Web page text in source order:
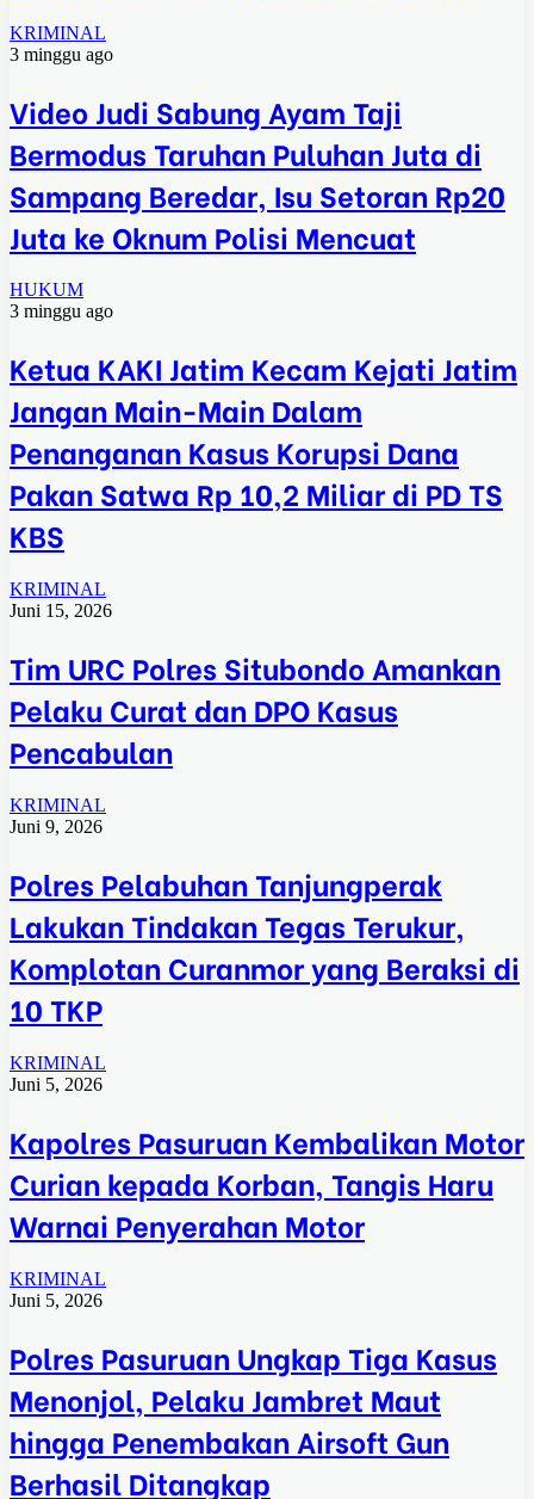
KRIMINAL
3 minggu ago
Video Judi Sabung Ayam Taji
Bermodus Taruhan Puluhan Juta di
Sampang Beredar, Isu Setoran Rp20
Juta ke Oknum Polisi Mencuat
HUKUM
3 minggu ago
Ketua KAKI Jatim Kecam Kejati Jatim
Jangan Main-Main Dalam
Penanganan Kasus Korupsi Dana
Pakan Satwa Rp 10,2 Miliar di PD TS
KBS
KRIMINAL
Juni 15, 2026
Tim URC Polres Situbondo Amankan
Pelaku Curat dan DPO Kasus
Pencabulan
KRIMINAL
Juni 9, 2026
Polres Pelabuhan Tanjungperak
Lakukan Tindakan Tegas Terukur,
Komplotan Curanmor yang Beraksi di
10 TKP
KRIMINAL
Juni 5, 2026
Kapolres Pasuruan Kembalikan Motor
Curian kepada Korban, Tangis Haru
Warnai Penyerahan Motor
KRIMINAL
Juni 5, 2026
Polres Pasuruan Ungkap Tiga Kasus
Menonjol, Pelaku Jambret Maut
hingga Penembakan Airsoft Gun
Berhasil Ditangkap